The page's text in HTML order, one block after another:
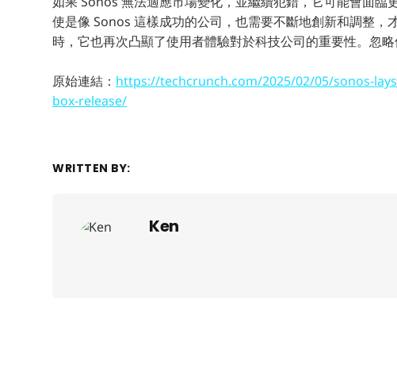
使是像 Sonos 這樣成功的公司，也需要不斷地創新和調整，
時，它也再次凸顯了使用者體驗對於科技公司的重要性。忽
原始連結： https://techcrunch.com/2025/02/05/sonos-
box-release/
WRITTEN BY:
Ken